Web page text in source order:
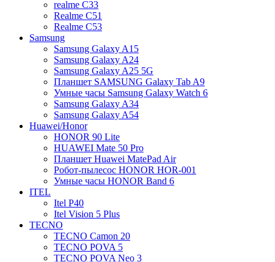
realme C33
Realme C51
Realme C53
Samsung
Samsung Galaxy A15
Samsung Galaxy A24
Samsung Galaxy A25 5G
Планшет SAMSUNG Galaxy Tab A9
Умные часы Samsung Galaxy Watch 6
Samsung Galaxy A34
Samsung Galaxy A54
Huawei/Honor
HONOR 90 Lite
HUAWEI Mate 50 Pro
Планшет Huawei MatePad Air
Робот-пылесос HONOR HOR-001
Умные часы HONOR Band 6
ITEL
Itel P40
Itel Vision 5 Plus
TECNO
TECNO Camon 20
TECNO POVA 5
TECNO POVA Neo 3